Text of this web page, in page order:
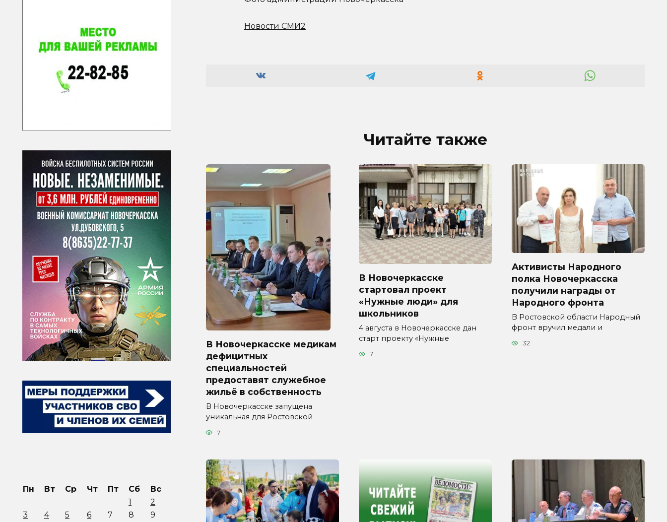
Новости СМИ2
Читайте также
В Новочеркасске медикам
дефицитных
специальностей
предоставят служебное
жильё в собственность
В Новочеркасске запущена
уникальная для Ростовской
7
В Новочеркасске
стартовал проект
«Нужные люди» для
школьников
4 августа в Новочеркасске дан
старт проекту «Нужные
7
Активисты Народного
полка Новочеркасска
получили награды от
Народного фронта
В Ростовской области Народный
фронт вручил медали и
32
Пн Вт Ср Чт Пт Сб
Вс
1
2
3
4 5 6 7 8
9